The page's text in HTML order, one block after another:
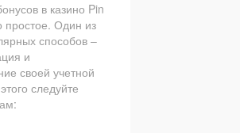
в казино Pin
простое. Один из
способов –
и
своей учетной
следуйте